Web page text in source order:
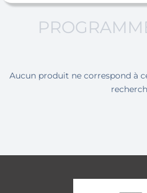
Aucun produit ne correspond à